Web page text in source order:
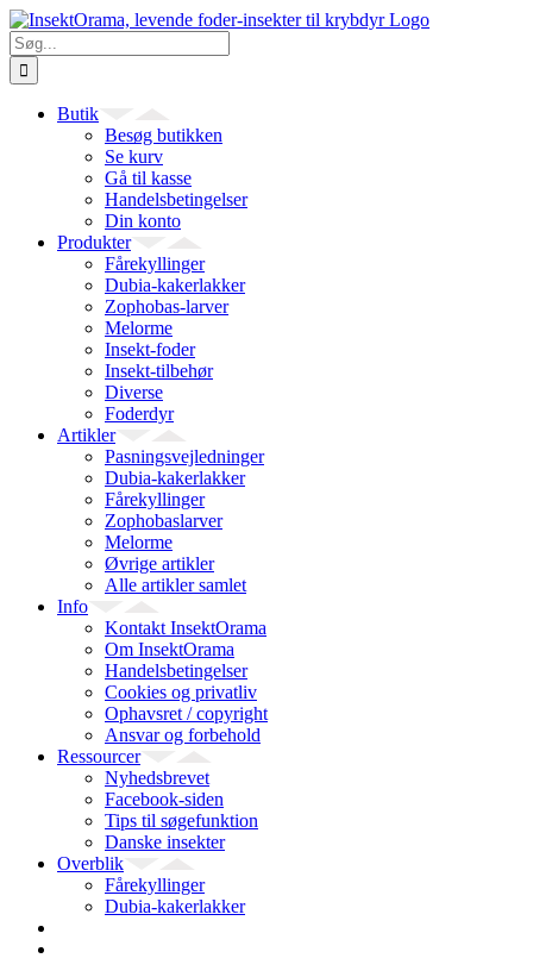
Skip
to
content
Søg
efter:
Butik
Besøg butikken
Se kurv
Gå til kasse
Handelsbetingelser
Din konto
Produkter
Fårekyllinger
Dubia-kakerlakker
Zophobas-larver
Melorme
Insekt-foder
Insekt-tilbehør
Diverse
Foderdyr
Artikler
Pasningsvejledninger
Dubia-kakerlakker
Fårekyllinger
Zophobaslarver
Melorme
Øvrige artikler
Alle artikler samlet
Info
Kontakt InsektOrama
Om InsektOrama
Handelsbetingelser
Cookies og privatliv
Ophavsret / copyright
Ansvar og forbehold
Ressourcer
Nyhedsbrevet
Facebook-siden
Tips til søgefunktion
Danske insekter
Overblik
Fårekyllinger
Dubia-kakerlakker